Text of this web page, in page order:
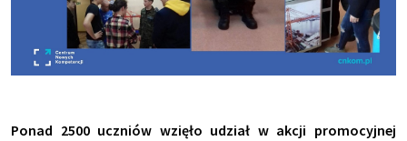
Ponad 2500 uczniów wzięło udział w akcji promocyjnej